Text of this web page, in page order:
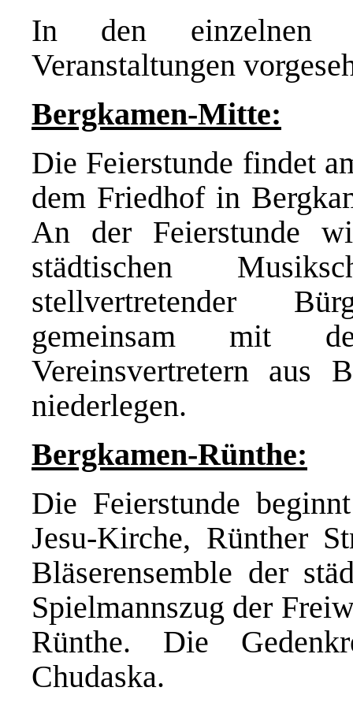
In den einzelnen
Veranstaltungen
Bergkamen-Mitte:
Die Feierstunde findet
dem Friedhof in
An der Feierstunde
städtischen
stellvertretender
gemeinsam mit
Vereinsvertretern aus
niederlegen.
Bergkamen-Rünthe:
Die Feierstunde
Jesu-Kirche, Rünther
Bläserensemble der
Spielmannszug der
Rünthe. Die
Chudaska.